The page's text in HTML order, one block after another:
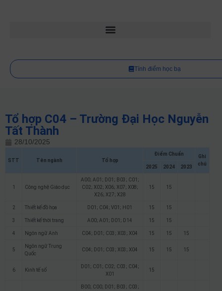
Tính điểm học bạ
Tổ hợp C04 – Trường Đại Học Nguyễn
Tất Thành
28/10/2025
STT Tên ngành Tổ hợp
Điểm Chuẩn
Ghi
chú
2025 2024 2023
1 Công nghệ Giáo dục
A00; A01; D01; B03; C01;
C02; X02; X06; X07; X08;
X26; X27; X28
15 15
2 Thiết kế đồ họa D01; C04; V01; H01 15 15
3 Thiết kế thời trang A00; A01; D01; D14 15 15
4 Ngôn ngữ Anh C04; D01; C03; X03; X04 15 15 15
5
Ngôn ngữ Trung
Quốc
C04; D01; C03; X03; X04 15 15 15
6 Kinh tế số
D01; C01; C02; C03; C04;
X01
15
B00; C00; D01; B03; C03;